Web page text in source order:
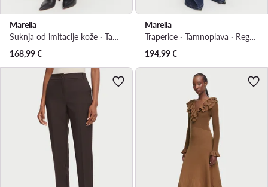
Marella
Suknja od imitacije kože · Tamnocrvena · Midi
168,99€
Marella
Traperice · Tamnoplava · Regular Fit
194,99€